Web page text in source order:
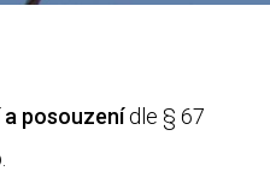
posouzenídle § 67